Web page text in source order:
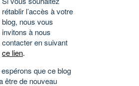
rétablir l’accès à votre
blog, nous vous
invitons à nous
contacter en suivant
ce lien.
que ce blog
être de nouveau